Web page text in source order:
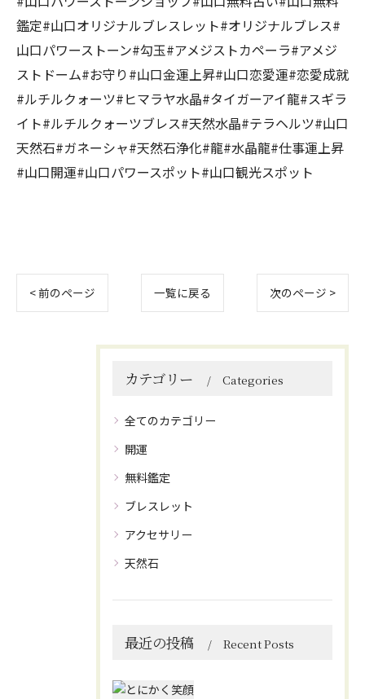
鑑定#山口オリジナルブレスレット#オリジナルブレス#
山口パワーストーン#勾玉#アメジストカペーラ#アメジ
ストドーム#お守り#山口金運上昇#山口恋愛運#恋愛成就
#ルチルクォーツ#ヒマラヤ水晶#タイガーアイ龍#スギラ
イト#ルチルクォーツブレス#天然水晶#テラヘルツ#山口
天然石#ガネーシャ#天然石浄化#龍#水晶龍#仕事運上昇
#山口開運#山口パワースポット#山口観光スポット
< 前のページ 一覧に戻る 次のページ >
カテゴリー Categories
全てのカテゴリー
開運
無料鑑定
ブレスレット
アクセサリー
天然石
最近の投稿 Recent Posts